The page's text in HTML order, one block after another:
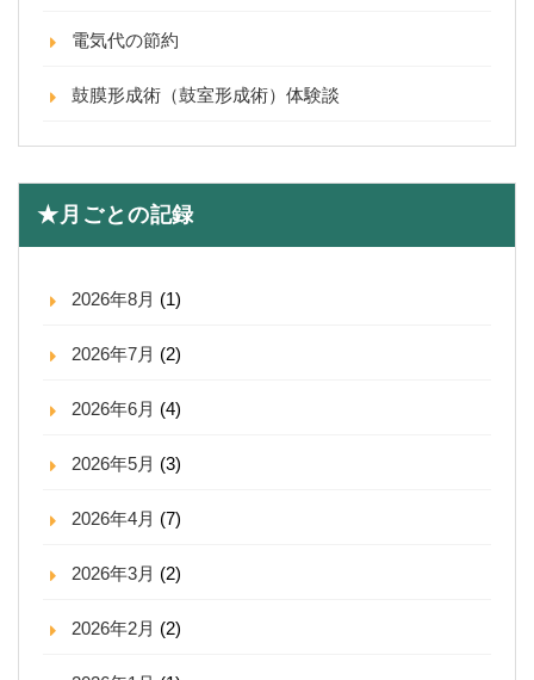
電気代の節約
鼓膜形成術（鼓室形成術）体験談
★月ごとの記録
2026年8月 (1)
2026年7月 (2)
2026年6月 (4)
2026年5月 (3)
2026年4月 (7)
2026年3月 (2)
2026年2月 (2)